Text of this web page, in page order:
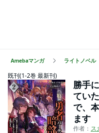
Amebaマンガ ライトノベル
既刊(1-2巻 最新刊)
勝手
てい
で、
ます
作者： ス